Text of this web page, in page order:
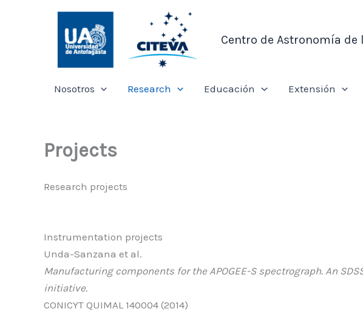
Centro de Astronomía
Nosotros Research Educación Extensión
Projects
Research projects
Instrumentation projects
Unda-Sanzana et al.
Manufacturing components for the APOGEE-S spectrograph. An
initiative.
CONICYT QUIMAL 140004 (2014)